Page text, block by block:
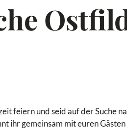
feiern und seid auf der Suche
ihr gemeinsam mit euren